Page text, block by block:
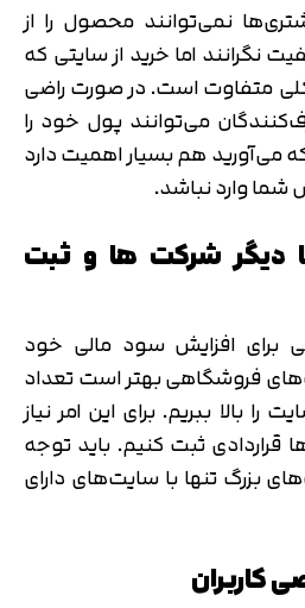
نمی‌توانند محصول را از
نگرانند اما خرید از سایتی که
متفاوت است. در صورت راضی
می‌توانند پول خود را
می‌آورید هم بسیار اهمیت دارد
وارد نباشد.
دیگر شرکت ها و ثبت
برای افزایش سود مالی خود
فروشگاهی بهتر است تعداد
بالا ببریم. برای این امر نیاز
ثبت کنیم. باید توجه
بزرگ تنها با سایت‌های دارای
کاربران
اصلاح شماره